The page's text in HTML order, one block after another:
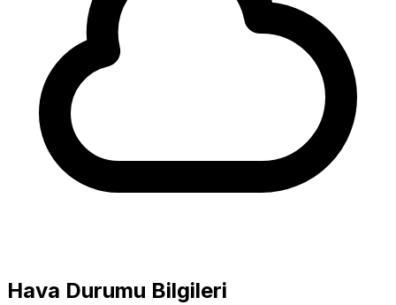
Hava Durumu Bilgileri